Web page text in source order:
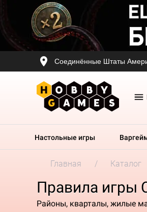
Соединённые Штаты
Настольные игры
Главная Каталог
Правила игры
Районы, кварталы, жилые